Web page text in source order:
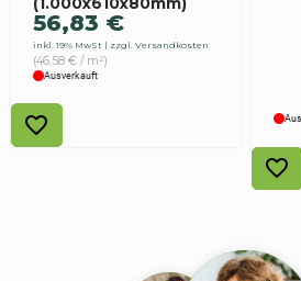
56,83 €
inkl. 19% MwSt zzgl. Versandkosten
(46,58 € / m²)
Ausverkauft